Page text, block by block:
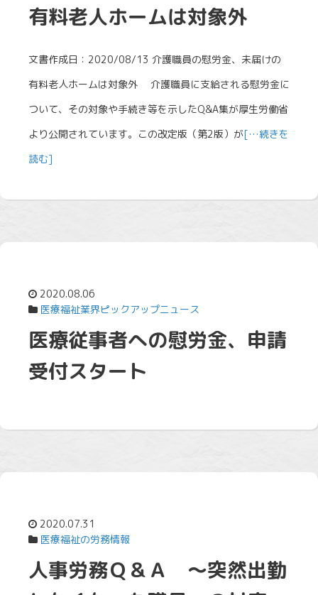
有料老人ホームは対象外
文書作成日：2020/08/13 介護職員の慰労金、未届けの
有料老人ホームは対象外 介護職員に支給される慰労金に
ついて、その対象や手続き等を示したQ&A集が厚生労働省
より公開されています。この改定版（第2版）が[…続きを
読む]
2020.08.06
医療福祉業界ピックアップニュース
医療従事者への慰労金、申請
受付スタート
2020.07.31
医療福祉の労務情報
人事労務Ｑ＆Ａ ～突然出勤